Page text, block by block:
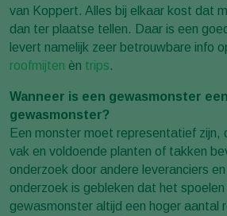
van Koppert. Alles bij elkaar kost dat
dan ter plaatse tellen. Daar is een
levert namelijk zeer betrouwbare info
roofmijten èn trips.
Wanneer is een gewasmonster
gewasmonster?
Een monster moet representatief zijn,
vak en voldoende planten of takken
onderzoek door andere leveranciers
onderzoek is gebleken dat het spoelen
gewasmonster altijd een hoger aantal